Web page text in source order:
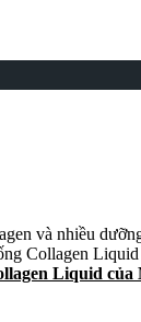
và nhiều
Collagen
Liquid của